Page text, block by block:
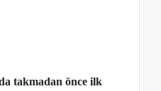
takmadan önce ilk